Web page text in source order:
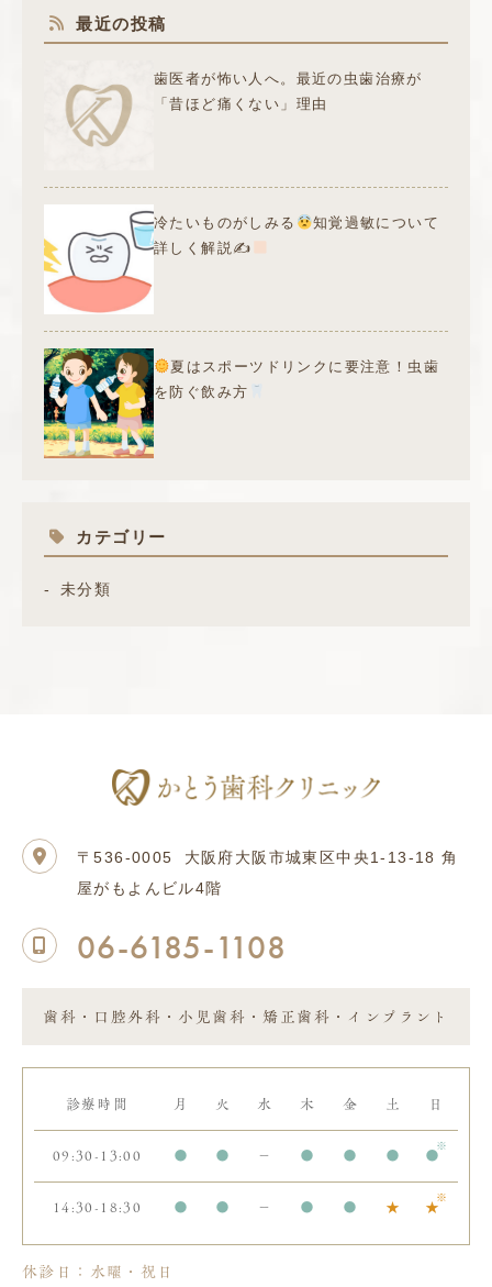
最近の投稿
歯医者が怖い人へ。最近の虫歯治療が
「昔ほど痛くない」理由
冷たいものがしみる
知覚過敏について
詳しく解説✍
夏はスポーツドリンクに要注意！虫歯
を防ぐ飲み方
カテゴリー
未分類
〒536-0005
大阪府大阪市城東区中央1-13-18 角
屋がもよんビル4階
06-6185-1108
歯科・口腔外科・小児歯科・矯正歯科・インプラント
診療時間 月 火 水 木 金 土 日
09:30-13:00 ● ● － ● ● ● ●
14:30-18:30 ● ● － ● ● ★ ★
休診日：水曜・祝日